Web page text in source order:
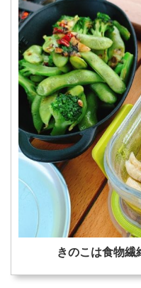
きのこは食物繊